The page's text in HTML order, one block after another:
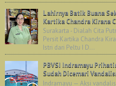
Lahirnya Batik Buana
Kartika Chandra Kirana
Surakarta - Dialah Cita
Persit Kartika Chandra
Istri dari Peltu I D...
PBVSI Indramayu
Sudah Dicemari
Indramayu — Aksi